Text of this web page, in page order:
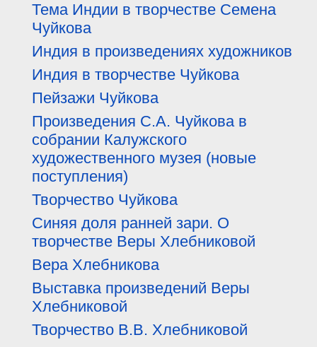
Тема Индии в творчестве Семена
Чуйкова
Индия в произведениях художников
Индия в творчестве Чуйкова
Пейзажи Чуйкова
Произведения С.А. Чуйкова в
собрании Калужского
художественного музея (новые
поступления)
Творчество Чуйкова
Синяя доля ранней зари. О
творчестве Веры Хлебниковой
Вера Хлебникова
Выставка произведений Веры
Хлебниковой
Творчество В.В. Хлебниковой